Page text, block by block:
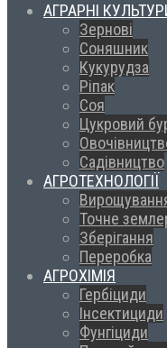
АГРАРНІ
Зернові
Соняшник
Кукурудза
Ріпак
Соя
Цукровий
Садівництво
АГРОТЕХНОЛОГІЇ
Точне
Зберігання
Переробка
АГРОХІМІЯ
Гербіциди
Інсектициди
Фунгіциди